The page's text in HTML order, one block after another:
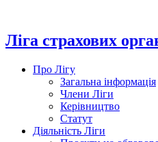
вмісту
Ліга страхових
Про Лігу
Загальна інформація
Члени Ліги
Керівництво
Статут
Діяльність Ліги